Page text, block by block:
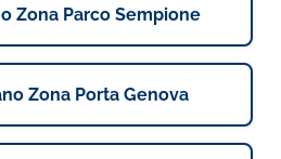
Zona Parco Sempione
Zona Porta Genova